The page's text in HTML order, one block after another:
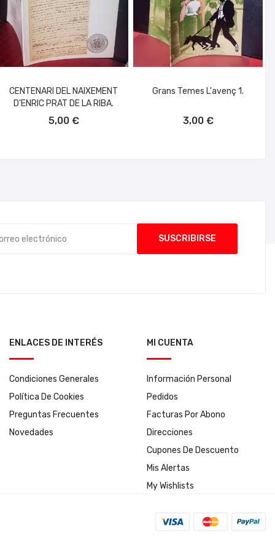
CENTENARI DEL NAIXEMENT
D'ENRIC PRAT DE LA RIBA.
5,00 €
Grans Temes L'avenç 1.
3,00 €
ENLACES DE INTERÉS
Condiciones Generales
Política De Cookies
Preguntas Frecuentes
Novedades
MI CUENTA
Información Personal
Pedidos
Facturas Por Abono
Direcciones
Cupones De Descuento
Mis Alertas
My Wishlists